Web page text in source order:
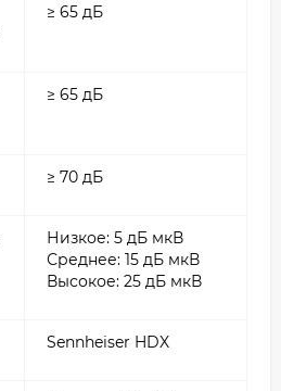
≥ 65 дБ
≥ 65 дБ
≥ 70 дБ
Низкое: 5 дБ мкВ
Среднее: 15 дБ мкВ
Высокое: 25 дБ мкВ
Sennheiser HDX